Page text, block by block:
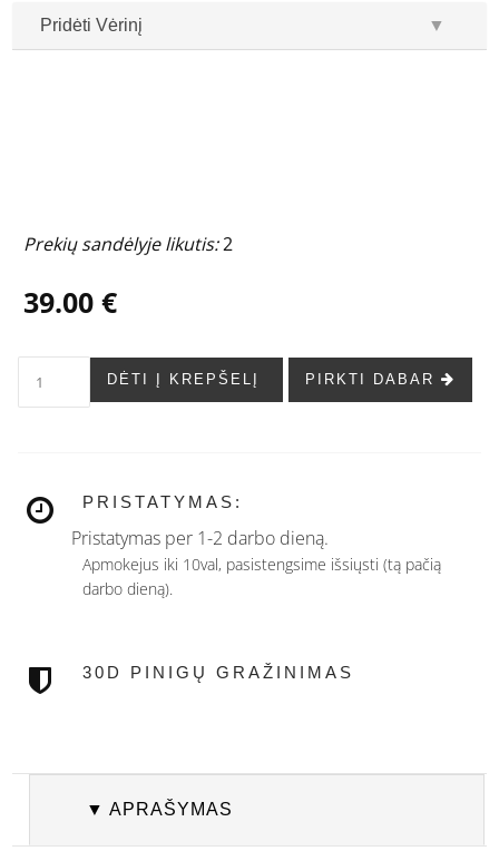
Pridėti Vėrinį ▼
Prekių sandėlyje likutis:2
39.00 €
DĖTI Į KREPŠELĮ PIRKTI DABAR
PRISTATYMAS:
Pristatymas per 1-2 darbo dieną.
Apmokejus iki 10val, pasistengsime išsiųsti (tą pačią
darbo dieną).
30D PINIGŲ GRAŽINIMAS
▼ APRAŠYMAS